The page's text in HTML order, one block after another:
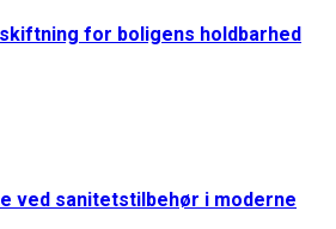
for boligens holdbarhed
ved sanitetstilbehør i moderne